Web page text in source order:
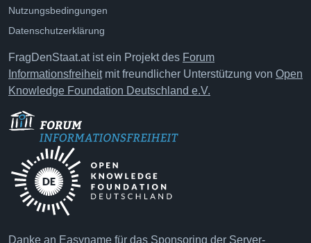
Nutzungsbedingungen
Datenschutzerklärung
FragDenStaat.at ist ein Projekt des Forum
Informationsfreiheitmit freundlicher Unterstützung von Open
Knowledge Foundation Deutschland e.V.
Danke an Easyname für das Sponsoring der Server-